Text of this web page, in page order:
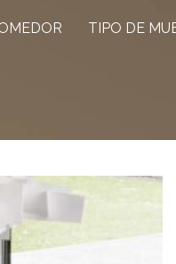
TIPO DE